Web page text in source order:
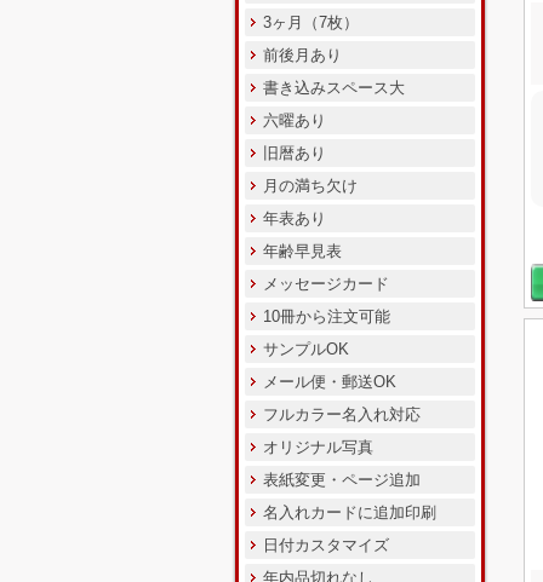
3ヶ月（7枚）
前後月あり
書き込みスペース大
六曜あり
旧暦あり
月の満ち欠け
年表あり
年齢早見表
メッセージカード
10冊から注文可能
サンプルOK
メール便・郵送OK
フルカラー名入れ対応
オリジナル写真
表紙変更・ページ追加
名入れカードに追加印刷
日付カスタマイズ
年内品切れなし